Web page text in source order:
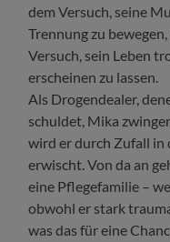
dem Versuch, seine
Trennung zu
Versuch, sein Leben
erscheinen zu lassen.
Als Drogendealer,
schuldet, Mika
wird er durch Zufall in
erwischt. Von da an
eine Pflegefamilie –
obwohl er stark
was das für eine